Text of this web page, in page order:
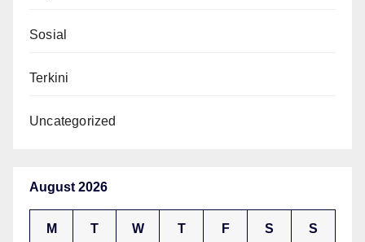
Sosial
Terkini
Uncategorized
August 2026
M T W T F S S